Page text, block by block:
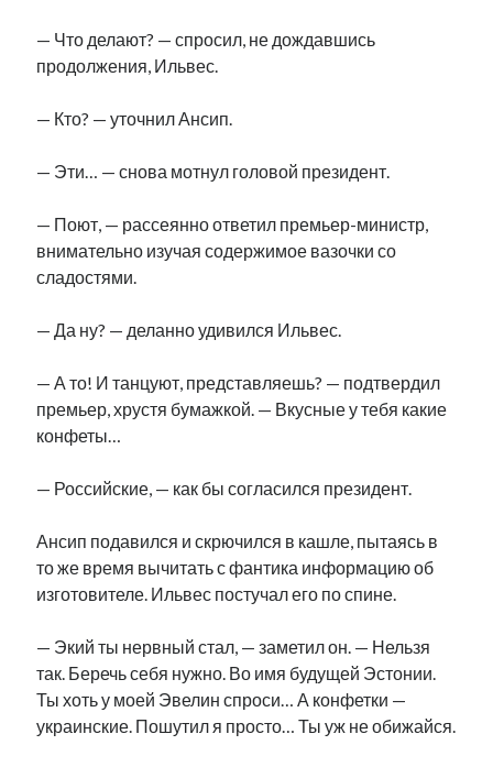
ансиппиада безработица видео
евросоюз интервью история
катри райк маська
памятники парад клоунов парламент партия поводырь
подкаст потеряны данные пресса программа
рийгикогу
т.х. ильвес
танк фотоотчет экономика
Отзывы и предложения по блогу:
anton.stalnuhhin@gmail.com
— Что делают? — спросил, не дождавшись
продолжения, Ильвес.
— Кто? — уточнил Ансип.
— Эти… — снова мотнул головой президент.
— Поют, — рассеянно ответил премьер-министр,
внимательно изучая содержимое вазочки со
сладостями.
— Да ну? — деланно удивился Ильвес.
— А то! И танцуют, представляешь? — подтвердил
премьер, хрустя бумажкой. — Вкусные у тебя какие
конфеты…
— Российские, — как бы согласился президент.
Ансип подавился и скрючился в кашле, пытаясь в
то же время вычитать с фантика информацию об
изготовителе. Ильвес постучал его по спине.
— Экий ты нервный стал, — заметил он. — Нельзя
так. Беречь себя нужно. Во имя будущей Эстонии.
Ты хоть у моей Эвелин спроси… А конфетки —
украинские. Пошутил я просто… Ты уж не обижайся.